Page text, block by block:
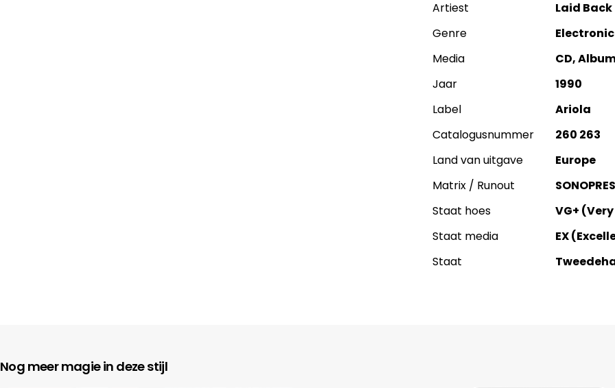
Artiest
Laid Back
Genre
Electronic
Media
CD,
Jaar
1990
Label
Ariola
Catalogusnummer
260 263
Land van uitgave
Europe
Matrix / Runout
Staat hoes
VG+
Staat media
EX
Staat
Nog meer magie in deze stijl